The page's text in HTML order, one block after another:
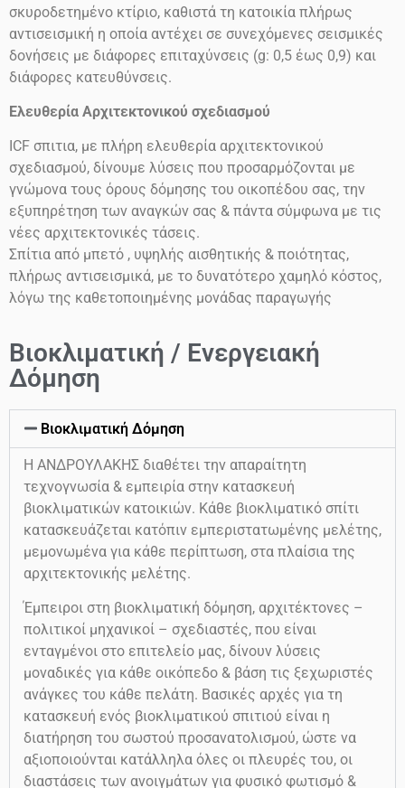
σκυροδετημένο κτίριο, καθιστά τη κατοικία πλήρως
αντισεισμική η οποία αντέχει σε συνεχόμενες σεισμικές
δονήσεις με διάφορες επιταχύνσεις (g: 0,5 έως 0,9) και
διάφορες κατευθύνσεις.
Ελευθερία Αρχιτεκτονικού σχεδιασμού
ICF σπιτια, με πλήρη ελευθερία αρχιτεκτονικού
σχεδιασμού, δίνουμε λύσεις που προσαρμόζονται με
γνώμονα τους όρους δόμησης του οικοπέδου σας, την
εξυπηρέτηση των αναγκών σας & πάντα σύμφωνα με τις
νέες αρχιτεκτονικές τάσεις.
Σπίτια από μπετό , υψηλής αισθητικής & ποιότητας,
πλήρως αντισεισμικά, με το δυνατότερο χαμηλό κόστος,
λόγω της καθετοποιημένης μονάδας παραγωγής
Βιοκλιματική / Ενεργειακή
Δόμηση
Βιοκλιματική Δόμηση
Η ΑΝΔΡΟΥΛΑΚΗΣ διαθέτει την απαραίτητη
τεχνογνωσία & εμπειρία στην κατασκευή
βιοκλιματικών κατοικιών. Κάθε βιοκλιματικό σπίτι
κατασκευάζεται κατόπιν εμπεριστατωμένης μελέτης,
μεμονωμένα για κάθε περίπτωση, στα πλαίσια της
αρχιτεκτονικής μελέτης.
Έμπειροι στη βιοκλιματική δόμηση, αρχιτέκτονες –
πολιτικοί μηχανικοί – σχεδιαστές, που είναι
ενταγμένοι στο επιτελείο μας, δίνουν λύσεις
μοναδικές για κάθε οικόπεδο & βάση τις ξεχωριστές
ανάγκες του κάθε πελάτη. Βασικές αρχές για τη
κατασκευή ενός βιοκλιματικού σπιτιού είναι η
διατήρηση του σωστού προσανατολισμού, ώστε να
αξιοποιούνται κατάλληλα όλες οι πλευρές του, οι
διαστάσεις των ανοιγμάτων για φυσικό φωτισμό &